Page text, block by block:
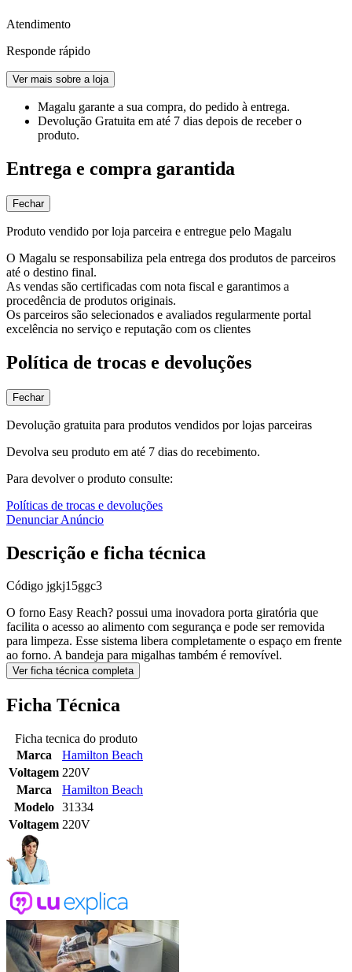
Atendimento
Responde rápido
Ver mais sobre a loja
Magalu garante a sua compra, do pedido à entrega.
Devolução Gratuita em até 7 dias depois de receber o
produto.
Entrega e compra garantida
Fechar
Produto vendido por loja parceira e entregue pelo Magalu
O Magalu se responsabiliza pela entrega dos produtos de parceiros
até o destino final.
As vendas são certificadas com nota fiscal e garantimos a
procedência de produtos originais.
Os parceiros são selecionados e avaliados regularmente portal
excelência no serviço e reputação com os clientes
Política de trocas e devoluções
Fechar
Devolução gratuita para produtos vendidos por lojas parceiras
Devolva seu produto em até 7 dias do recebimento.
Para devolver o produto consulte:
Políticas de trocas e devoluções
Denunciar Anúncio
Descrição e ficha técnica
Código jgkj15ggc3
O forno Easy Reach? possui uma inovadora porta giratória que
facilita o acesso ao alimento com segurança e pode ser removida
para limpeza. Esse sistema libera completamente o espaço em frente
ao forno. A bandeja para migalhas também é removível.
Ver ficha técnica completa
Ficha Técnica
Ficha tecnica do produto
Marca
Hamilton Beach
Voltagem 220V
Marca
Hamilton Beach
Modelo
31334
Voltagem 220V